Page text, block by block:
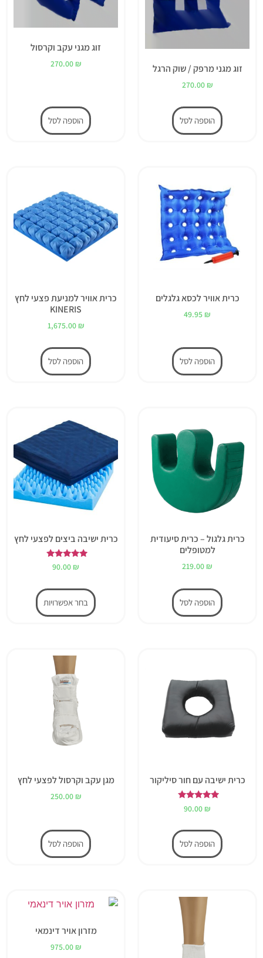
זוג מגני מרפק / שוק הרגל
270.00 ₪
הוספה לסל
זוג מגני עקב וקרסול
270.00 ₪
הוספה לסל
כרית אוויר לכסא גלגלים
49.95 ₪
הוספה לסל
כרית אוויר למניעת פצעי לחץ
KINERIS
1,675.00 ₪
הוספה לסל
כרית גלגול – כרית סיעודית
למטופלים
219.00 ₪
הוספה לסל
כרית ישיבה ביצים לפצעי לחץ
דורג
5.00
90.00 ₪
בחר אפשרויות
כרית ישיבה עם חור סיליקור
דורג
5.00
90.00 ₪
הוספה לסל
מגן עקב וקרסול לפצעי לחץ
250.00 ₪
הוספה לסל
מזרון אויר דינמאי
975.00 ₪